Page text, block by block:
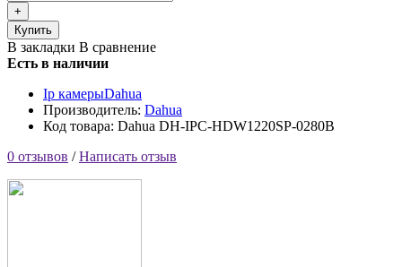
Купить
В закладки В сравнение
Есть в наличии
Ip камерыDahua
Производитель: Dahua
Код товара: Dahua DH-IPC-HDW1220SP-0280B
0 отзывов /Написать отзыв